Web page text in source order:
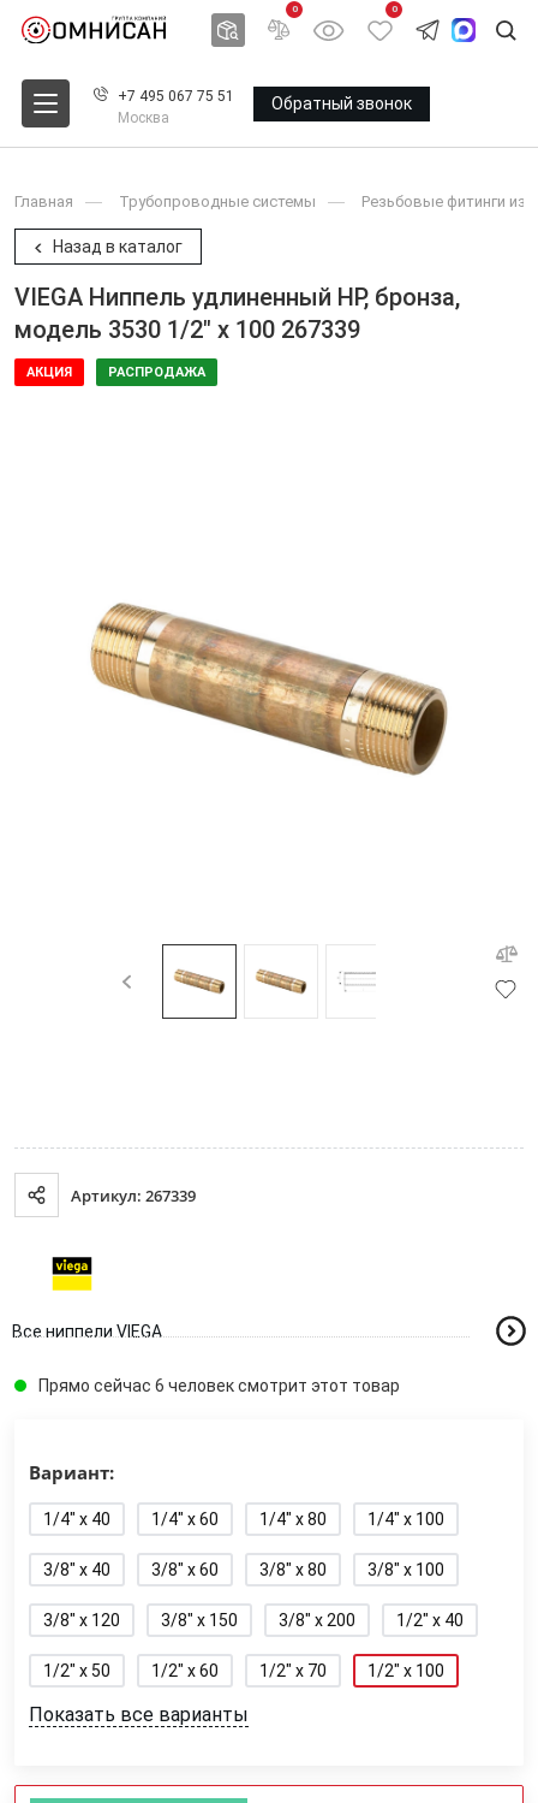
0 0
+7 495 067 75 51
Москва
Обратный звонок
Главная Трубопроводные системы Резьбовые фитинги из
Назад в каталог
VIEGA Ниппель удлиненный НР, бронза,
модель 3530 1/2" x 100 267339
АКЦИЯ РАСПРОДАЖА
Артикул: 267339
Все ниппели VIEGA
Прямо сейчас 6 человек смотрит этот товар
Вариант:
1/4" x 40 1/4" x 60 1/4" x 80 1/4" x 100
3/8" x 40 3/8" x 60 3/8" x 80 3/8" x 100
3/8" x 120 3/8" x 150 3/8" x 200 1/2" x 40
1/2" x 50 1/2" x 60 1/2" x 70 1/2" x 100
Показать все варианты